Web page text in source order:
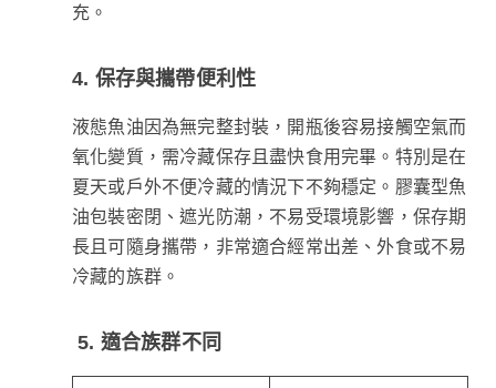
充。
4. 保存與攜帶便利性
液態魚油因為無完整封裝，開瓶後容易接觸空氣而
氧化變質，需冷藏保存且盡快食用完畢。特別是在
夏天或戶外不便冷藏的情況下不夠穩定。膠囊型魚
油包裝密閉、遮光防潮，不易受環境影響，保存期
長且可隨身攜帶，非常適合經常出差、外食或不易
冷藏的族群。
5. 適合族群不同